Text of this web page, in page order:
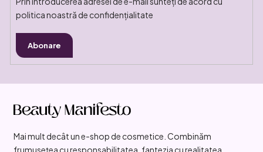
politica noastră de confidențialitate
Abonare
Mai mult decât un e-shop de cosmetice. Combinăm
frumusețea cu responsabilitatea, fantezia cu realitatea